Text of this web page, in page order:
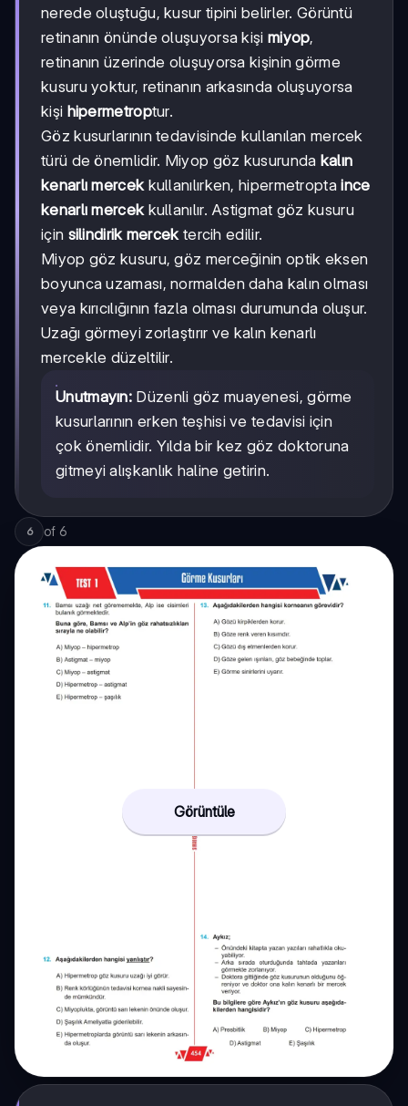
nerede oluştuğu, kusur tipini belirler. Görüntü
retinanın önünde oluşuyorsa kişi miyop,
retinanın üzerinde oluşuyorsa kişinin görme
kusuru yoktur, retinanın arkasında oluşuyorsa
kişi hipermetroptur.
Göz kusurlarının tedavisinde kullanılan mercek
türü de önemlidir. Miyop göz kusurunda kalın
kenarlı mercek kullanılırken, hipermetroptaince
kenarlı mercek kullanılır. Astigmat göz kusuru
için silindirik mercek tercih edilir.
Miyop göz kusuru, göz merceğinin optik eksen
boyunca uzaması, normalden daha kalın olması
veya kırıcılığının fazla olması durumunda oluşur.
Uzağı görmeyi zorlaştırır ve kalın kenarlı
mercekle düzeltilir.
Unutmayın: Düzenli göz muayenesi, görme
kusurlarının erken teşhisi ve tedavisi için
çok önemlidir. Yılda bir kez göz doktoruna
gitmeyi alışkanlık haline getirin.
6 of 6
Görüntüle